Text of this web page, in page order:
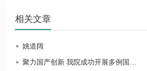
相关文章
姚道阔
聚力国产创新 我院成功开展多例国…